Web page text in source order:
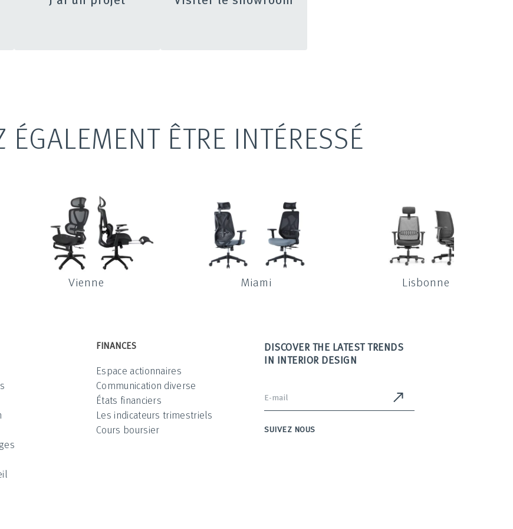
ÊTRE INTÉRESSÉ
Vienne Miami Lisbonne
FINANCES
Espace actionnaires
Communication diverse
États financiers
Les indicateurs trimestriels
Cours boursier
DISCOVER THE LATEST TRENDS
IN INTERIOR DESIGN
SUIVEZ NOUS